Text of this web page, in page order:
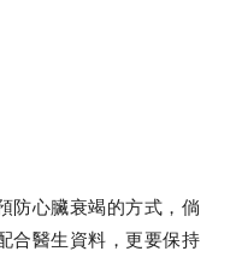
防心臟衰竭的方式，倘
合醫生資料，更要保持